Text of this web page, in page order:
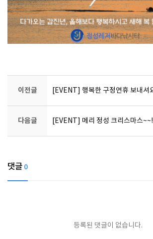
이전글
다음글 [EVENT] 메리 정성 크리스마스~~!
댓글 0
등록된 댓글이 없습니다.